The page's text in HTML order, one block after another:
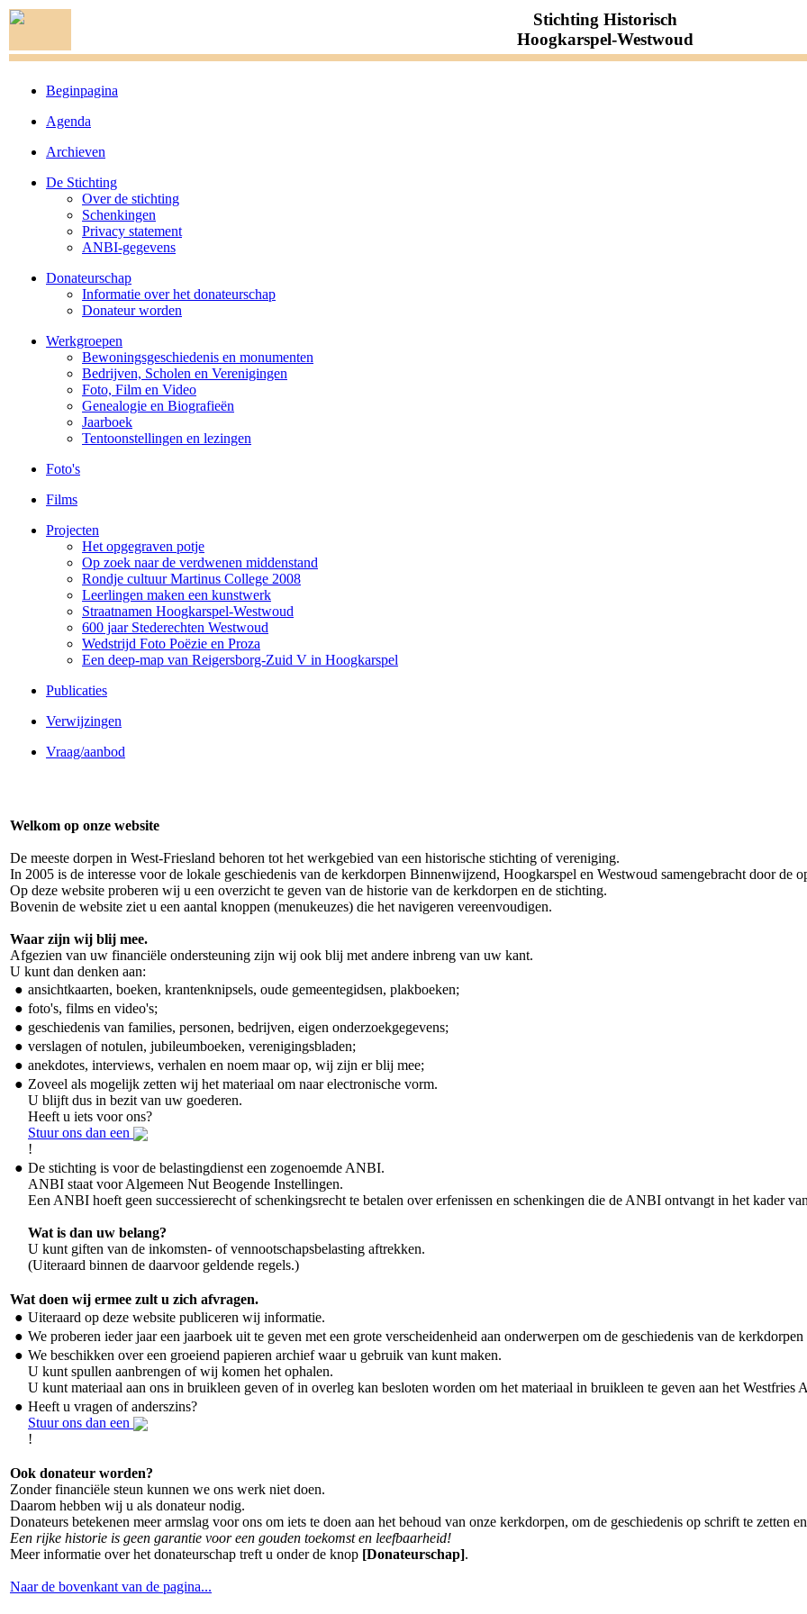
Stichting Historisch
Hoogkarspel-Westwoud
Beginpagina
Agenda
Archieven
De Stichting
Over de stichting
Schenkingen
Privacy statement
ANBI-gegevens
Donateurschap
Informatie over het donateurschap
Donateur worden
Werkgroepen
Bewoningsgeschiedenis en monumenten
Bedrijven, Scholen en Verenigingen
Foto, Film en Video
Genealogie en Biografieën
Jaarboek
Tentoonstellingen en lezingen
Foto's
Films
Projecten
Het opgegraven potje
Op zoek naar de verdwenen middenstand
Rondje cultuur Martinus College 2008
Leerlingen maken een kunstwerk
Straatnamen Hoogkarspel-Westwoud
600 jaar Stederechten Westwoud
Wedstrijd Foto Poëzie en Proza
Een deep-map van Reigersborg-Zuid V in Hoogkarspel
Publicaties
Verwijzingen
Vraag/aanbod
Welkom op onze website
De meeste dorpen in West-Friesland behoren tot het werkgebied van een historische stichting of vereniging.
In 2005 is de interesse voor de lokale geschiedenis van de kerkdorpen Binnenwijzend, Hoogkarspel en Westwoud samengebracht door
Op deze website proberen wij u een overzicht te geven van de historie van de kerkdorpen en de stichting.
Bovenin de website ziet u een aantal knoppen (menukeuzes) die het navigeren vereenvoudigen.
Waar zijn wij blij mee.
Afgezien van uw financiële ondersteuning zijn wij ook blij met andere inbreng van uw kant.
U kunt dan denken aan:
● ansichtkaarten, boeken, krantenknipsels, oude gemeentegidsen, plakboeken;
● foto's, films en video's;
● geschiedenis van families, personen, bedrijven, eigen onderzoekgegevens;
● verslagen of notulen, jubileumboeken, verenigingsbladen;
● anekdotes, interviews, verhalen en noem maar op, wij zijn er blij mee;
● Zoveel als mogelijk zetten wij het materiaal om naar electronische vorm.
U blijft dus in bezit van uw goederen.
Heeft u iets voor ons?
Stuur ons dan een
!
● De stichting is voor de belastingdienst een zogenoemde ANBI.
ANBI staat voor Algemeen Nut Beogende Instellingen.
Een ANBI hoeft geen successierecht of schenkingsrecht te betalen over erfenissen en schenkingen die de ANBI ontvangt in het kader
Wat is dan uw belang?
U kunt giften van de inkomsten- of vennootschapsbelasting aftrekken.
(Uiteraard binnen de daarvoor geldende regels.)
Wat doen wij ermee zult u zich afvragen.
● Uiteraard op deze website publiceren wij informatie.
● We proberen ieder jaar een jaarboek uit te geven met een grote verscheidenheid aan onderwerpen om de geschiedenis van de
● We beschikken over een groeiend papieren archief waar u gebruik van kunt maken.
U kunt spullen aanbrengen of wij komen het ophalen.
U kunt materiaal aan ons in bruikleen geven of in overleg kan besloten worden om het materiaal in bruikleen te geven aan het Westfries
● Heeft u vragen of anderszins?
Stuur ons dan een
!
Ook donateur worden?
Zonder financiële steun kunnen we ons werk niet doen.
Daarom hebben wij u als donateur nodig.
Donateurs betekenen meer armslag voor ons om iets te doen aan het behoud van onze kerkdorpen, om de geschiedenis op schrift te zetten
Een rijke historie is geen garantie voor een gouden toekomst en leefbaarheid!
Meer informatie over het donateurschap treft u onder de knop [Donateurschap].
Naar de bovenkant van de pagina...